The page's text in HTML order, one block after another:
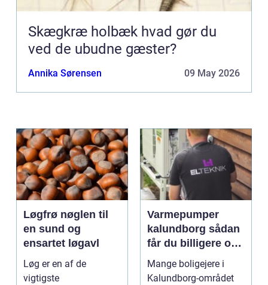
Skægkræ holbæk hvad gør du
ved de ubudne gæster?
Annika Sørensen 09 May 2026
Løgfrø nøglen til
en sund og
ensartet løgavl
Løg er en af de
vigtigste
Varmepumper
kalundborg sådan
får du billigere og
mere bæredygtig
varme
Mange boligejere i
Kalundborg-området